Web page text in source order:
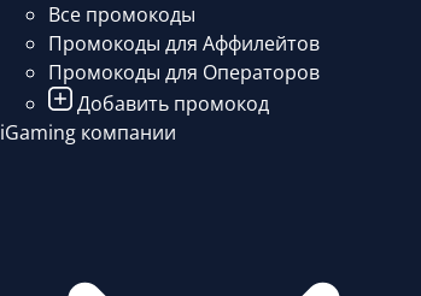
Все промокоды
Промокоды для Аффилейтов
Промокоды для Операторов
Добавить промокод
iGaming компании